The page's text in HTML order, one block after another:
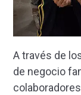
A través de
de negocio